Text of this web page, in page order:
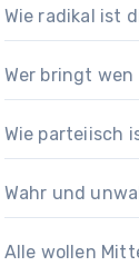
Wie radikal ist
Wer bringt wen
Wie parteiisch
Wahr und
Alle wollen